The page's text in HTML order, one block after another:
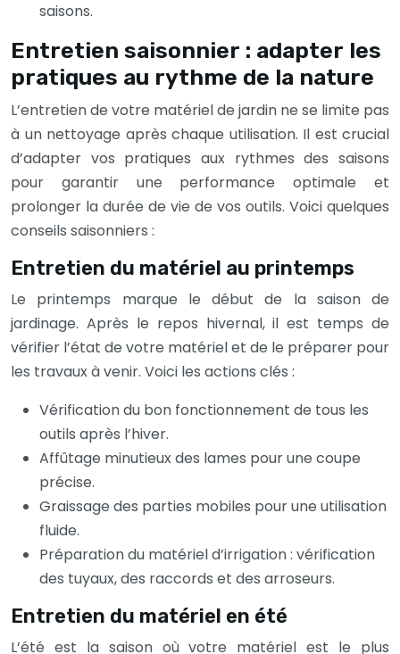
saisons.
Entretien saisonnier : adapter les
pratiques au rythme de la nature
L’entretien de votre matériel de jardin ne se limite pas
à un nettoyage après chaque utilisation. Il est crucial
d’adapter vos pratiques aux rythmes des saisons
pour garantir une performance optimale et
prolonger la durée de vie de vos outils. Voici quelques
conseils saisonniers :
Entretien du matériel au printemps
Le printemps marque le début de la saison de
jardinage. Après le repos hivernal, il est temps de
vérifier l’état de votre matériel et de le préparer pour
les travaux à venir. Voici les actions clés :
Vérification du bon fonctionnement de tous les
outils après l’hiver.
Affûtage minutieux des lames pour une coupe
précise.
Graissage des parties mobiles pour une utilisation
fluide.
Préparation du matériel d’irrigation : vérification
des tuyaux, des raccords et des arroseurs.
Entretien du matériel en été
L’été est la saison où votre matériel est le plus